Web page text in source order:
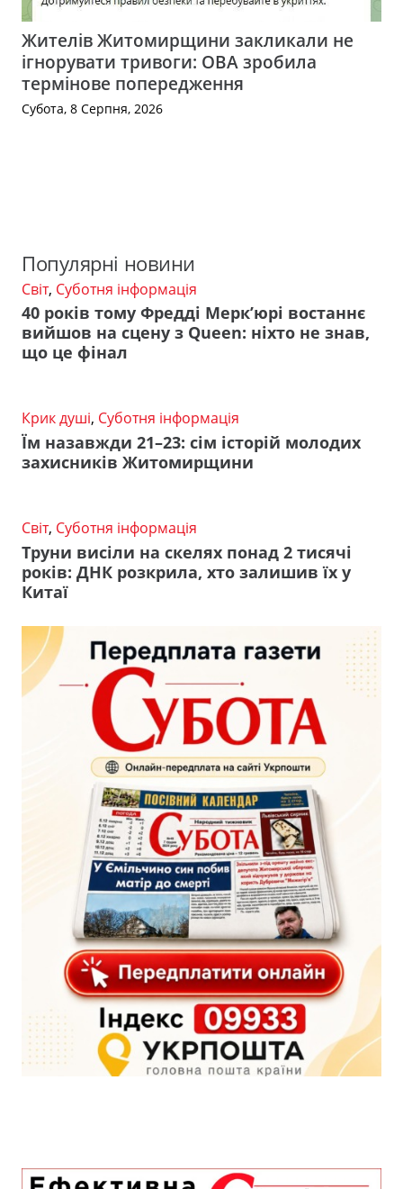
Жителів Житомирщини закликали не
ігнорувати тривоги: ОВА зробила
термінове попередження
Субота, 8 Серпня, 2026
Популярні новини
Світ, Суботня інформація
40 років тому Фредді Мерк’юрі востаннє
вийшов на сцену з Queen: ніхто не знав,
що це фінал
Крик душі, Суботня інформація
Їм назавжди 21–23: сім історій молодих
захисників Житомирщини
Світ, Суботня інформація
Труни висіли на скелях понад 2 тисячі
років: ДНК розкрила, хто залишив їх у
Китаї